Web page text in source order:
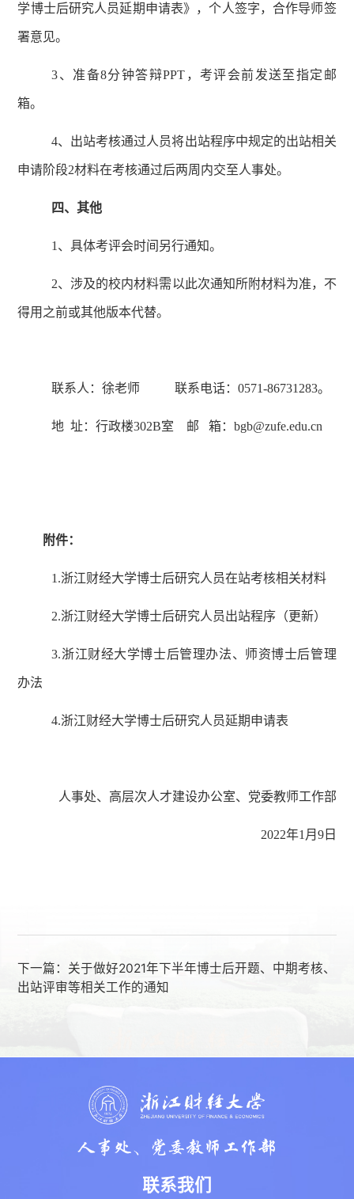
学博士后研究人员延期申请表》，个人签字，合作导师签
署意见。
3、 准备8分钟答辩PPT，考评会前发送至指定邮
箱。
4、出站考核通过人员将出站程序中规定的出站相关
申请阶段2材料在考核通过后两周内交至人事处。
四、其他
1、具体考评会时间另行通知。
2、涉及的校内材料需以此次通知所附材料为准，不
得用之前或其他版本代替。
联系人：徐老师 联系电话：0571-86731283。
地 址：行政楼302B室 邮箱：bgb@zufe.edu.cn
附件：
1.浙江财经大学博士后研究人员在站考核相关材料
2.浙江财经大学博士后研究人员出站程序（更新）
3.浙江财经大学博士后管理办法、师资博士后管理
办法
4.浙江财经大学博士后研究人员延期申请表
人事处、高层次人才建设办公室、 党委教师工作部
2022年1 月 9日
下一篇： 关于做好2021年下半年博士后开题、中期考核、
出站评审等相关工作的通知
联系我们